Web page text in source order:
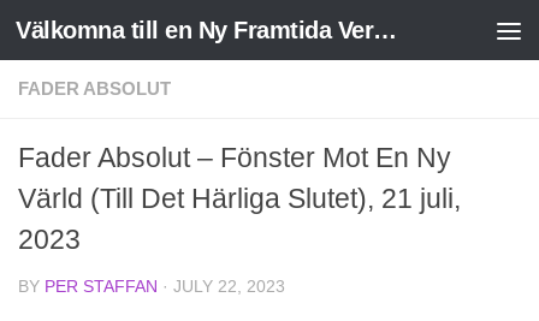
Skip to content Välkomna till en Ny Framtida Verklighet
FADER ABSOLUT
Fader Absolut – Fönster Mot En Ny
Värld (Till Det Härliga Slutet), 21 juli,
2023
BY PER STAFFAN · JULY 22, 2023